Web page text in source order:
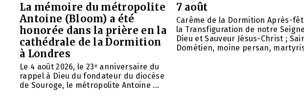
La mémoire du métropolite
Antoine (Bloom) a été
honorée dans la prière en la
cathédrale de la Dormition
à Londres
Le 4 août 2026, le 23ᵉ anniversaire du
rappel à Dieu du fondateur du diocèse
de Souroge, le métropolite Antoine ...
7 août
Carême de la Dormition Après-
la Transfiguration de notre
Dieu et Sauveur Jésus-Christ ;
Dométien, moine persan,